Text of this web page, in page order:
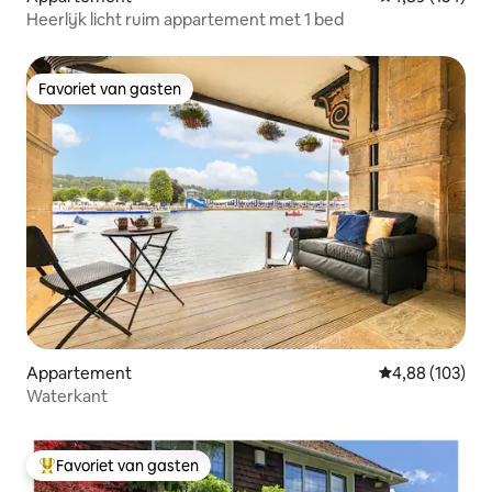
Heerlijk licht ruim appartement met 1 bed
Favoriet van gasten
Favoriet van gasten
Appartement Gemiddelde
4,88 (103)
Waterkant
Topfavoriet van gasten
Favoriet van gasten